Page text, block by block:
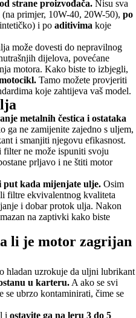
strane proizvođača. Nisu sva
primjer, 10W-40, 20W-50), po
i po aditivima koje
može dovesti do nepravilnog
dijelova, povećane
motora. Kako biste to izbjegli,
Tamo možete provjeriti
koje zahtijeva vaš model.
metalnih čestica i ostataka
ga ne zamijenite zajedno s uljem,
i smanjiti njegovu efikasnost.
filter ne može ispuniti svoju
prljavo i ne štiti motor
kada mijenjate ulje. Osim
filtre ekvivalentnog kvaliteta
i dobar protok ulja. Nakon
na zaptivki kako biste
li je motor zagrijan
hladan uzrokuje da uljni lubrikant
u karteru. A ako se svi
se ubrzo kontaminirati, čime se
i ostavite ga na leru 3 do 5